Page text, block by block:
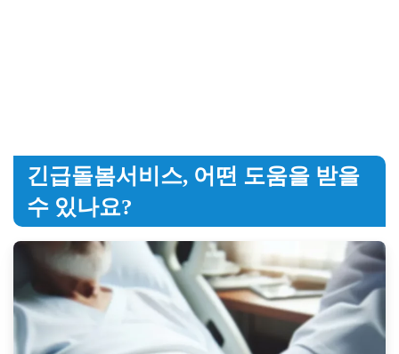
긴급돌봄서비스, 어떤 도움을 받을
수 있나요?